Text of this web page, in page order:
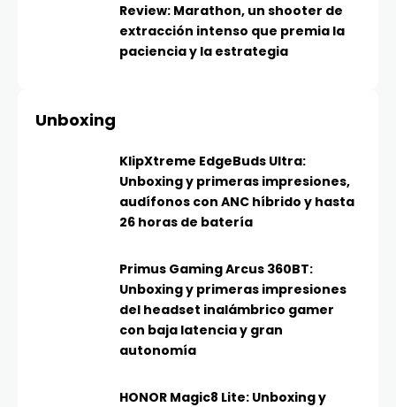
Review: Marathon, un shooter de
extracción intenso que premia la
paciencia y la estrategia
Unboxing
KlipXtreme EdgeBuds Ultra:
Unboxing y primeras impresiones,
audífonos con ANC híbrido y hasta
26 horas de batería
Primus Gaming Arcus 360BT:
Unboxing y primeras impresiones
del headset inalámbrico gamer
con baja latencia y gran
autonomía
HONOR Magic8 Lite: Unboxing y